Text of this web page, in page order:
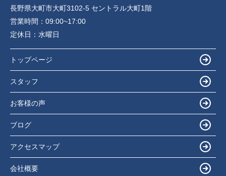
長野県大町市大町3102-5 セントラル大町1階
営業時間： 09:00~17:00
定休日： 水曜日
トップページ
スタッフ
お客様の声
ブログ
アクセスマップ
会社概要